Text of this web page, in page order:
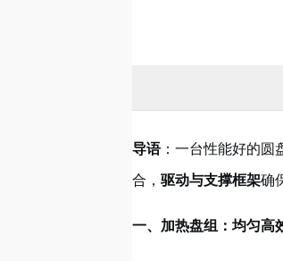
导语：一台性能好的圆
合， 驱动与支撑框架确
一、加热盘组：均匀高